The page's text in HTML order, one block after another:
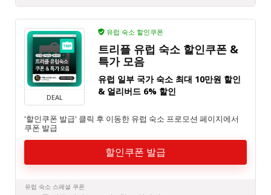
DEAL
유럽 숙소 할인쿠폰
트리플 유럽 숙소 할인쿠폰 &
특가 모음
유럽 일부 국가 숙소 최대 10만원 할인
& 얼리버드 6% 할인
'할인쿠폰 발급' 클릭 후 이동한 유럽 숙소 프로모션 페이지에서
쿠폰 발급
할인쿠폰 발급
유럽 숙소 스페셜 쿠폰